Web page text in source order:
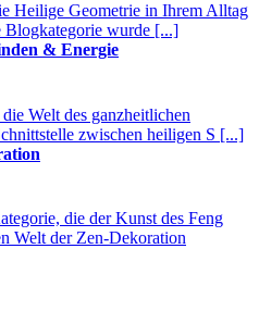
Heilige Geometrie in Ihrem Alltag
Blogkategorie wurde [...]
& Energie
Welt des ganzheitlichen
zwischen heiligen S [...]
die der Kunst des Feng
Welt der Zen-Dekoration